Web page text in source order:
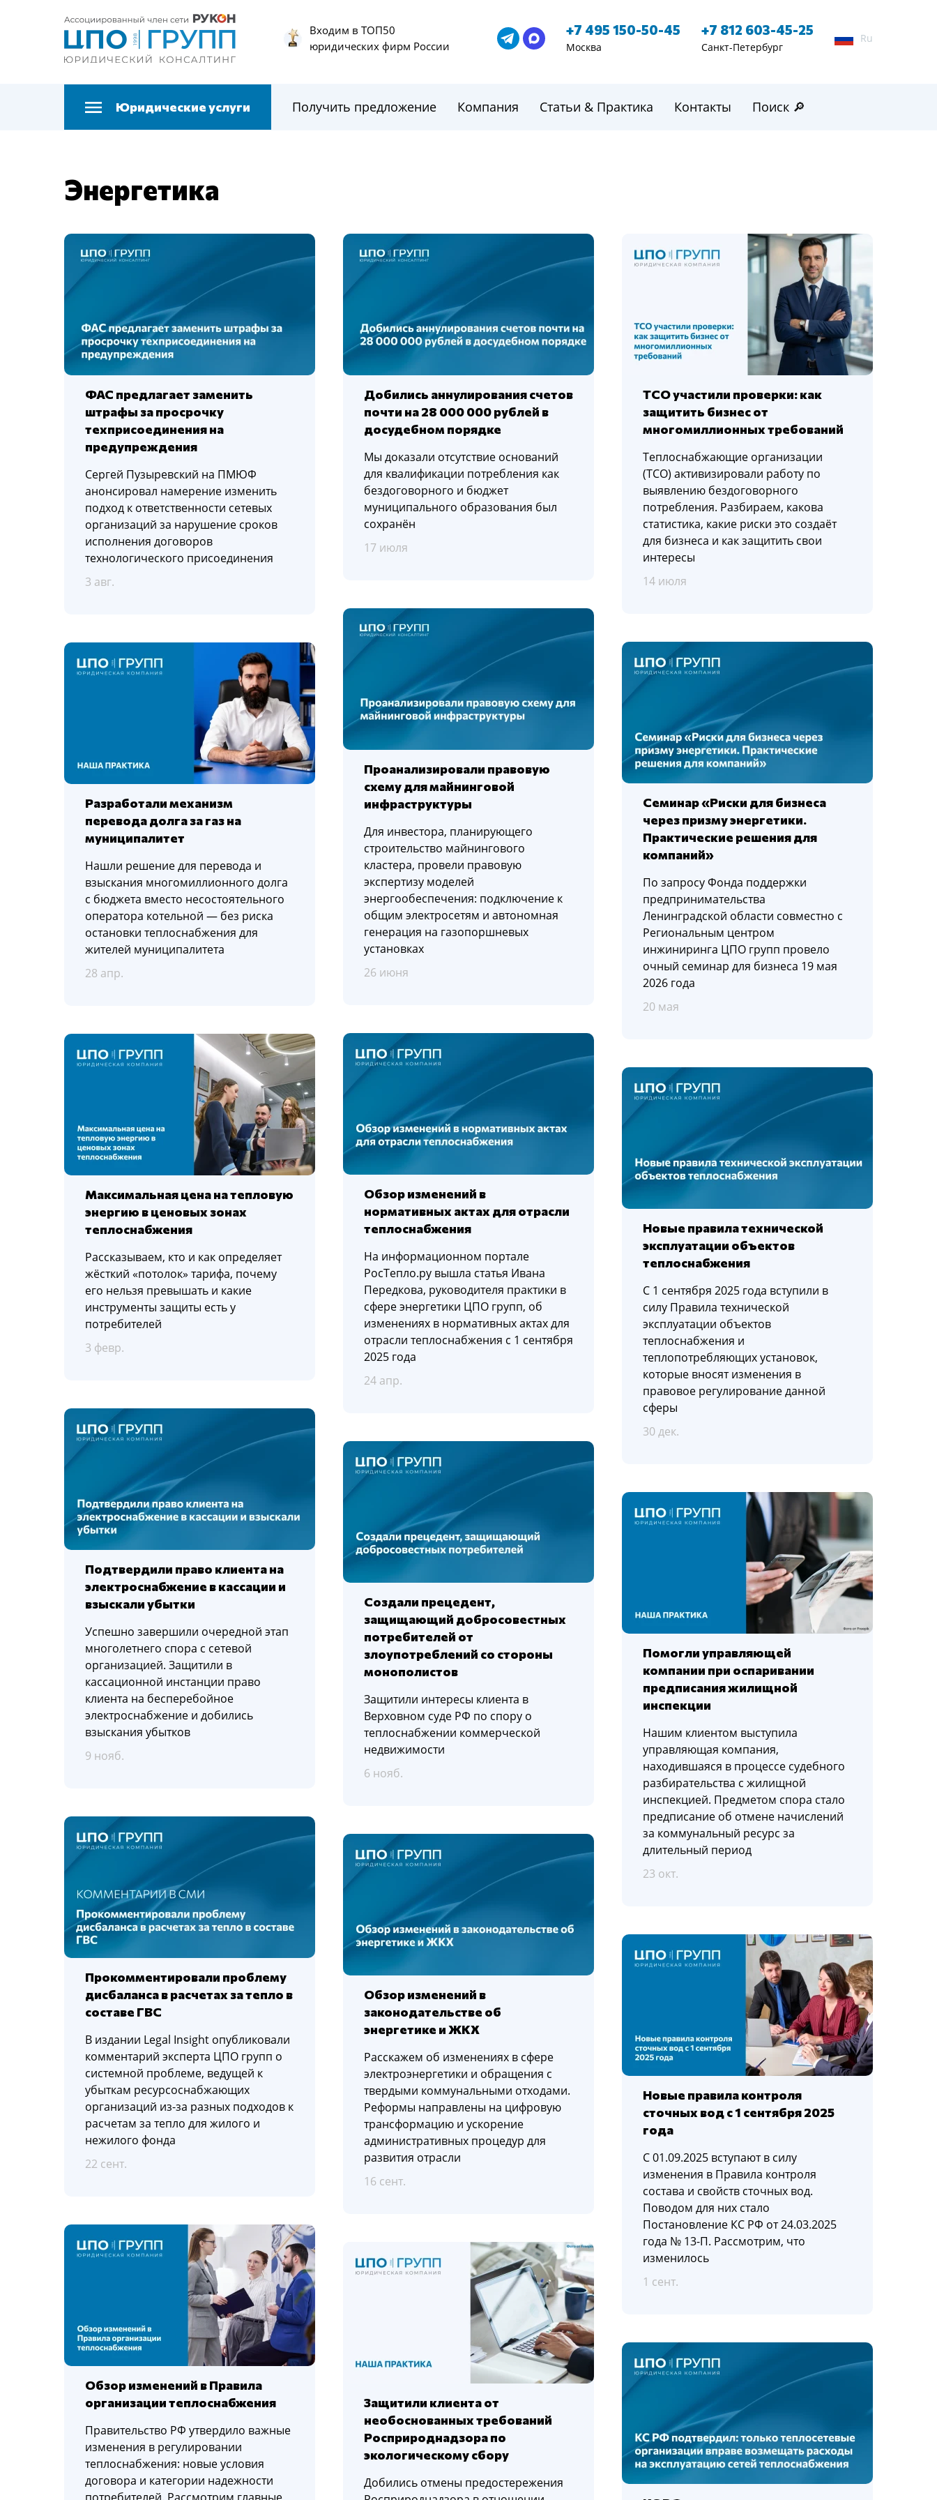
Входим в ТОП50
юридических фирм России
+7 495 150-50-45
Москва
+7 812 603-45-25
Санкт-Петербург
Ru
Юридические услуги Получить предложение Компания Статьи & Практика Контакты Поиск 🔎
Энергетика
ФАС предлагает заменить
штрафы за просрочку
техприсоединения на
предупреждения
Сергей Пузыревский на ПМЮФ
анонсировал намерение изменить
подход к ответственности сетевых
организаций за нарушение сроков
исполнения договоров
технологического присоединения
3 авг.
Добились аннулирования счетов
почти на 28 000 000 рублей в
досудебном порядке
Мы доказали отсутствие оснований
для квалификации потребления как
бездоговорного и бюджет
муниципального образования был
сохранён
17 июля
ТСО участили проверки: как
защитить бизнес от
многомиллионных требований
Теплоснабжающие организации
(ТСО) активизировали работу по
выявлению бездоговорного
потребления. Разбираем, какова
статистика, какие риски это создаёт
для бизнеса и как защитить свои
интересы
14 июля
Проанализировали правовую
схему для майнинговой
инфраструктуры
Для инвестора, планирующего
строительство майнингового
кластера, провели правовую
экспертизу моделей
энергообеспечения: подключение к
общим электросетям и автономная
генерация на газопоршневых
установках
26 июня
Семинар «Риски для бизнеса
через призму энергетики.
Практические решения для
компаний»
По запросу Фонда поддержки
предпринимательства
Ленинградской области совместно с
Региональным центром
инжиниринга ЦПО групп провело
очный семинар для бизнеса 19 мая
2026 года
20 мая
Разработали механизм
перевода долга за газ на
муниципалитет
Нашли решение для перевода и
взыскания многомиллионного долга
с бюджета вместо несостоятельного
оператора котельной — без риска
остановки теплоснабжения для
жителей муниципалитета
28 апр.
Обзор изменений в
нормативных актах для отрасли
теплоснабжения
На информационном портале
РосТепло.ру вышла статья Ивана
Передкова, руководителя практики в
сфере энергетики ЦПО групп, об
изменениях в нормативных актах для
отрасли теплоснабжения с 1 сентября
2025 года
24 апр.
Максимальная цена на тепловую
энергию в ценовых зонах
теплоснабжения
Рассказываем, кто и как определяет
жёсткий «потолок» тарифа, почему
его нельзя превышать и какие
инструменты защиты есть у
потребителей
3 февр.
Новые правила технической
эксплуатации объектов
теплоснабжения
С 1 сентября 2025 года вступили в
силу Правила технической
эксплуатации объектов
теплоснабжения и
теплопотребляющих установок,
которые вносят изменения в
правовое регулирование данной
сферы
30 дек.
Подтвердили право клиента на
электроснабжение в кассации и
взыскали убытки
Успешно завершили очередной этап
многолетнего спора с сетевой
организацией. Защитили в
кассационной инстанции право
клиента на бесперебойное
электроснабжение и добились
взыскания убытков
9 нояб.
Создали прецедент,
защищающий добросовестных
потребителей от
злоупотреблений со стороны
монополистов
Защитили интересы клиента в
Верховном суде РФ по спору о
теплоснабжении коммерческой
недвижимости
6 нояб.
Помогли управляющей
компании при оспаривании
предписания жилищной
инспекции
Нашим клиентом выступила
управляющая компания,
находившаяся в процессе судебного
разбирательства с жилищной
инспекцией. Предметом спора стало
предписание об отмене начислений
за коммунальный ресурс за
длительный период
23 окт.
Прокомментировали проблему
дисбаланса в расчетах за тепло в
составе ГВС
В издании Legal Insight опубликовали
комментарий эксперта ЦПО групп о
системной проблеме, ведущей к
убыткам ресурсоснабжающих
организаций из-за разных подходов к
расчетам за тепло для жилого и
нежилого фонда
22 сент.
Обзор изменений в
законодательстве об
энергетике и ЖКХ
Расскажем об изменениях в сфере
электроэнергетики и обращения с
твердыми коммунальными отходами.
Реформы направлены на цифровую
трансформацию и ускорение
административных процедур для
развития отрасли
16 сент.
Новые правила контроля
сточных вод с 1 сентября 2025
года
С 01.09.2025 вступают в силу
изменения в Правила контроля
состава и свойств сточных вод.
Поводом для них стало
Постановление КС РФ от 24.03.2025
года № 13-П. Рассмотрим, что
изменилось
1 сент.
Обзор изменений в Правила
организации теплоснабжения
Правительство РФ утвердило важные
изменения в регулировании
теплоснабжения: новые условия
договора и категории надежности
Защитили клиента от
необоснованных требований
Росприроднадзора по
экологическому сбору
Добились отмены предостережения